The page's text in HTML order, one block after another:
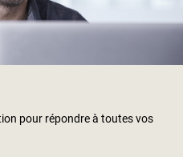
pour répondre à toutes vos